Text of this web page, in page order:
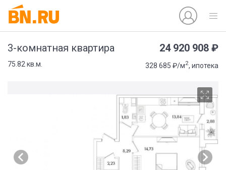
3-комнатная квартира 24 920 908 ₽
75.82 кв.м. 328 685 ₽/м2, ипотека